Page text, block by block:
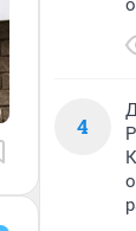
4